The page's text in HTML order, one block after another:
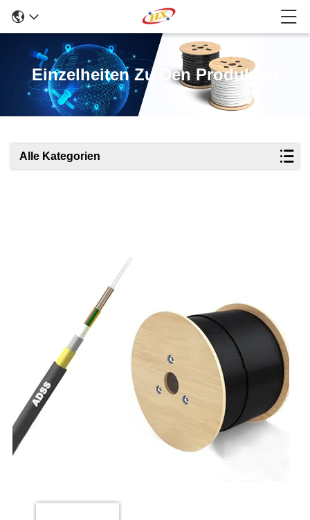
Einzelheiten Zu Den Produkten
Alle Kategorien